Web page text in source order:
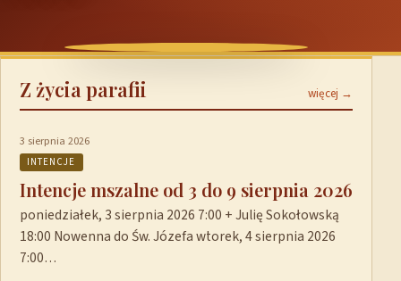
Z życia parafii więcej →
3 sierpnia 2026
INTENCJE
Intencje mszalne od 3 do 9 sierpnia 2026
poniedziałek, 3 sierpnia 2026 7:00 + Julię Sokołowską
18:00 Nowenna do Św. Józefa wtorek, 4 sierpnia 2026
7:00…